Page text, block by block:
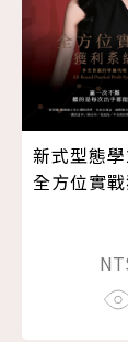
新式型態
全方位實